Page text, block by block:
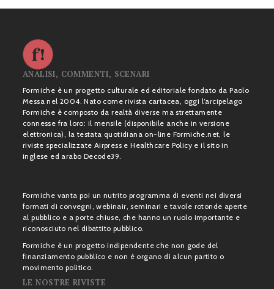
ANALISI, COMMENTI, SCENARI
Formiche è un progetto culturale ed editoriale fondato da Paolo
Messa nel 2004. Nato come rivista cartacea, oggi l’arcipelago
Formiche è composto da realtà diverse ma strettamente
connesse fra loro: il mensile (disponibile anche in versione
elettronica), la testata quotidiana on-line Formiche.net, le
riviste specializzate Airpress e Healthcare Policy e il sito in
inglese ed arabo Decode39.
Formiche vanta poi un nutrito programma di eventi nei diversi
formati di convegni, webinair, seminari e tavole rotonde aperte
al pubblico e a porte chiuse, che hanno un ruolo importante e
riconosciuto nel dibattito pubblico.
Formiche è un progetto indipendente che non gode del
finanziamento pubblico e non è organo di alcun partito o
movimento politico.
LE NOSTRE RIVISTE